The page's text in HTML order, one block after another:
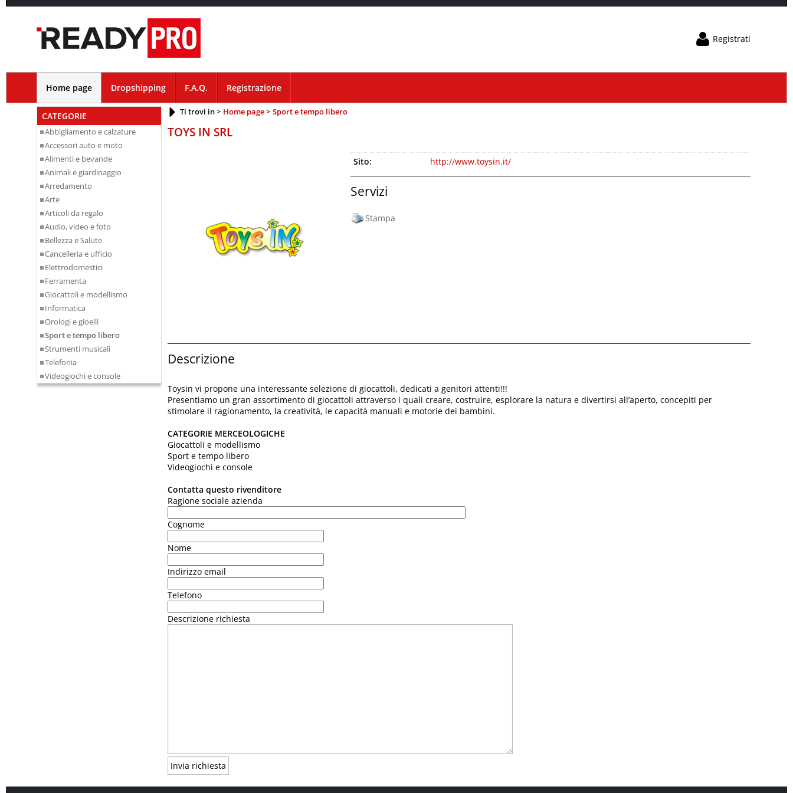
Registrati
Home page Dropshipping F.A.Q. Registrazione
CATEGORIE
Abbigliamento e calzature
Accessori auto e moto
Alimenti e bevande
Animali e giardinaggio
Arredamento
Arte
Articoli da regalo
Audio, video e foto
Bellezza e Salute
Cancelleria e ufficio
Elettrodomestici
Ferramenta
Giocattoli e modellismo
Informatica
Orologi e gioelli
Sport e tempo libero
Strumenti musicali
Telefonia
Videogiochi e console
Ti trovi in Home page Sport e tempo libero
TOYS IN SRL
Sito: http://www.toysin.it/
Servizi
Stampa
Descrizione
Toysin vi propone una interessante selezione di giocattoli, dedicati a genitori attenti!!!
Presentiamo un gran assortimento di giocattoli attraverso i quali creare, costruire, esplorare la natura e divertirsi all’aperto, concepiti per
stimolare il ragionamento, la creatività, le capacità manuali e motorie dei bambini.
CATEGORIE MERCEOLOGICHE
Giocattoli e modellismo
Sport e tempo libero
Videogiochi e console
Contatta questo rivenditore
Ragione sociale azienda
Cognome
Nome
Indirizzo email
Telefono
Descrizione richiesta